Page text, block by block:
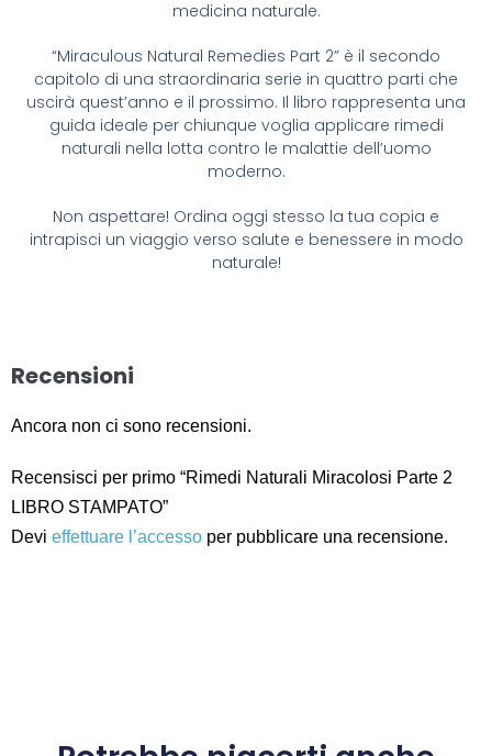
medicina naturale.
“Miraculous Natural Remedies Part 2” è il secondo
capitolo di una straordinaria serie in quattro parti che
uscirà quest’anno e il prossimo. Il libro rappresenta una
guida ideale per chiunque voglia applicare rimedi
naturali nella lotta contro le malattie dell’uomo
moderno.
Non aspettare! Ordina oggi stesso la tua copia e
intrapisci un viaggio verso salute e benessere in modo
naturale!
Recensioni
Ancora non ci sono recensioni.
Recensisci per primo “Rimedi Naturali Miracolosi Parte 2
LIBRO STAMPATO”
Devi effettuare l’accesso per pubblicare una recensione.